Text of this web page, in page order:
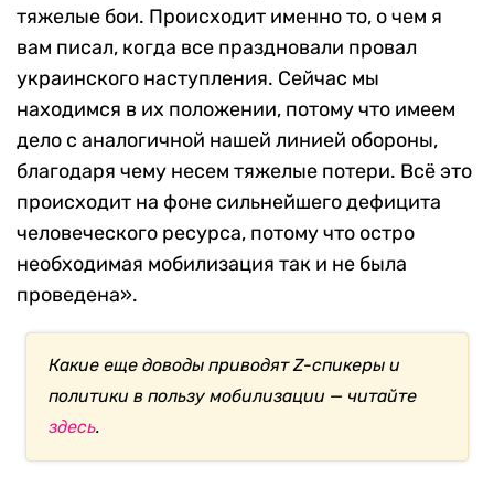
тяжелые бои. Происходит именно то, о чем я
вам писал, когда все праздновали провал
украинского наступления. Сейчас мы
находимся в их положении, потому что имеем
дело с аналогичной нашей линией обороны,
благодаря чему несем тяжелые потери. Всё это
происходит на фоне сильнейшего дефицита
человеческого ресурса, потому что остро
необходимая мобилизация так и не была
проведена».
Какие еще доводы приводят Z-спикеры и
политики в пользу мобилизации — читайте
здесь.